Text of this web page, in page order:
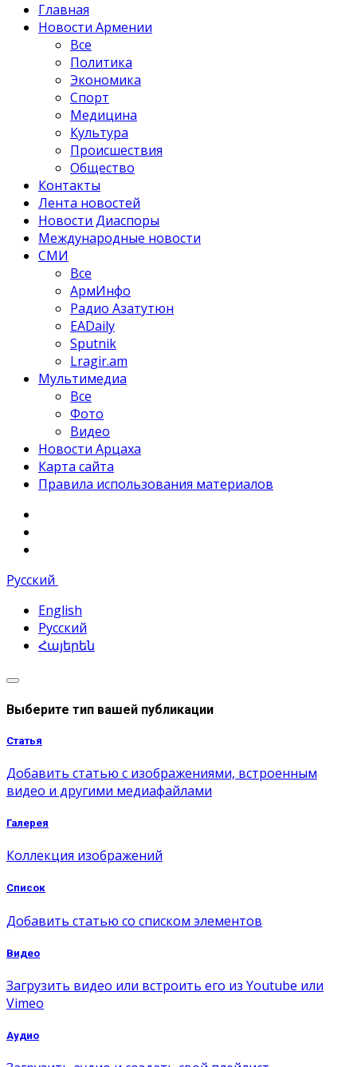
Главная
Новости Армении
Все
Политика
Экономика
Спорт
Медицина
Культура
Происшествия
Общество
Контакты
Лента новостей
Новости Диаспоры
Международные новости
СМИ
Все
АрмИнфо
Радио Азатутюн
EADaily
Sputnik
Lragir.am
Мультимедиа
Все
Фото
Видео
Новости Арцаха
Карта сайта
Правила использования материалов
Русский
English
Русский
Հայերեն
Выберите тип вашей публикации
Статья
Добавить статью с изображениями, встроенным
видео и другими медиафайлами
Галерея
Коллекция изображений
Список
Добавить статью со списком элементов
Видео
Загрузить видео или встроить его из Youtube или
Vimeo
Аудио